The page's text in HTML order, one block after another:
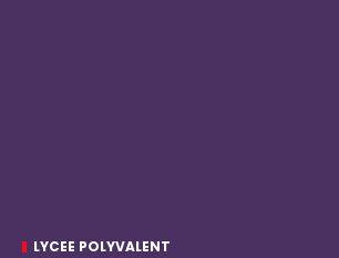
LYCEE POLYVALENT